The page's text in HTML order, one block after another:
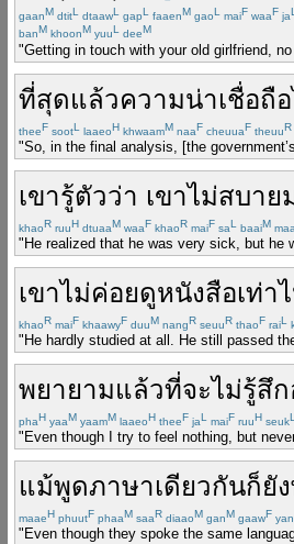
gaanM dtitL dtaawL gapL faaenM gaoL maiF waaF jaL
banM khoonM yuuL deeM
"Getting in touch with your old girlfriend,
ที่สุดแล้วความน่าเชื่อถือ
theeF sootL laaeoH khwaamM naaF cheuuaF theuuR
"So, in the final analysis, [the
เขารู้ตัวว่า เขาไม่สบาย
khaoR ruuH dtuaaM waaF khaoR maiF saL baaiM
"He realized that he was very sick, but he
เขาไม่ค่อยดูหนังสือเท่า
khaoR maiF khaawyF duuM nangR seuuR thaoF raiL
"He hardly studied at all. He still passed
พยายามแล้วที่จะไม่รู้สึก
phaH yaaM yaamM laaeoH theeF jaL maiF ruuH seukL
"Even though I try to feel nothing, but
แม้พูดภาษาเดียวกันก็ยัง
maaeH phuutF phaaM saaR diaaoM ganM gaawF
"Even though they spoke the same